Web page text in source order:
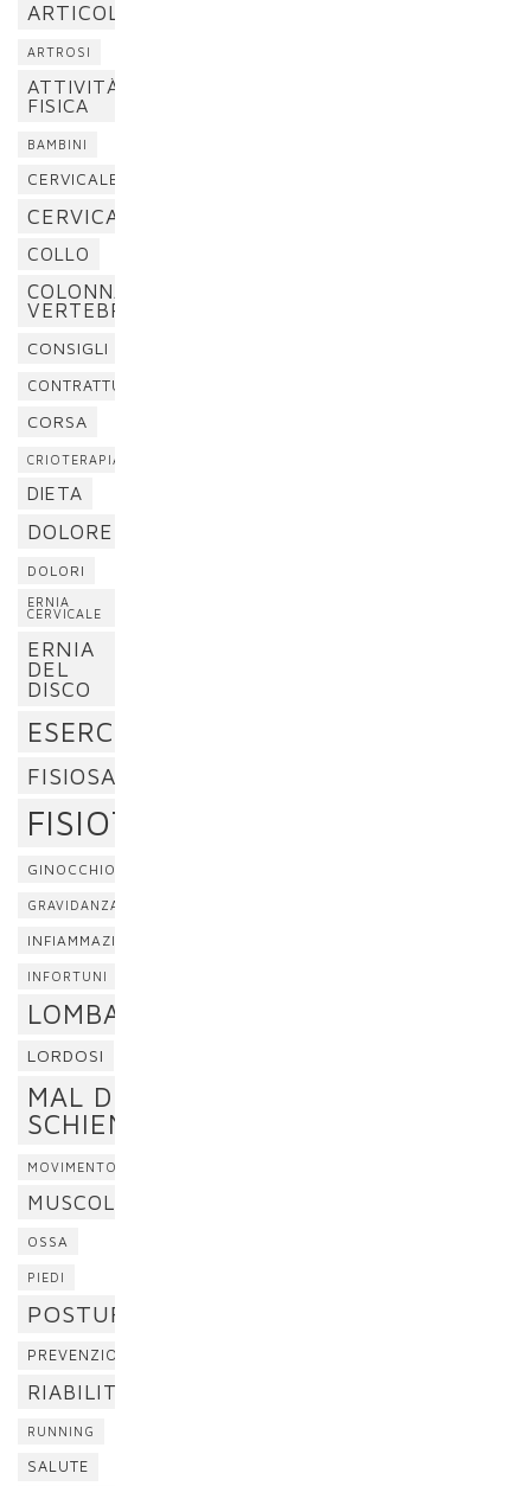
ARTICOLAZIONI
ARTROSI
ATTIVITÀ
FISICA
BAMBINI
CERVICALE
CERVICALGIA
COLLO
COLONNA
VERTEBRALE
CONSIGLI
CONTRATTURA
CORSA
CRIOTERAPIA
DIETA
DOLORE
DOLORI
ERNIA
CERVICALE
ERNIA
DEL
DISCO
ESERCIZI
FISIOSAN
FISIOTERAPIA
GINOCCHIO
GRAVIDANZA
INFIAMMAZIONE
INFORTUNI
LOMBALGIA
LORDOSI
MAL DI
SCHIENA
MOVIMENTO
MUSCOLI
OSSA
PIEDI
POSTURA
PREVENZIONE
RIABILITAZIONE
RUNNING
SALUTE